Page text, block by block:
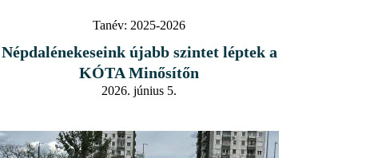
Tanév: 2025-2026
Népdalénekeseink újabb szintet léptek a
KÓTA Minősítőn
2026. június 5.